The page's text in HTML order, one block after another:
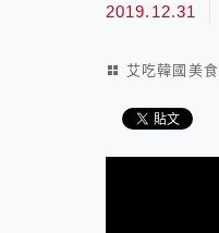
2019.12.31
艾吃韓國美食